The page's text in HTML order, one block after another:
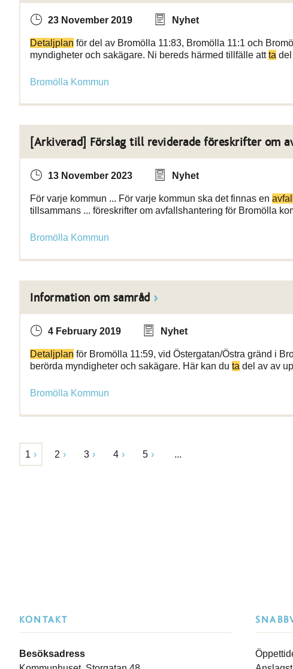
23 November 2019 Nyhet
Detaljplan för del av Bromölla 11:83, Bromölla 11:1 och
myndigheter och sakägare. Ni bereds härmed tillfälle attta
Bromölla Kommun
[Arkiverad] Förslag till reviderade föreskrifter om
13 November 2023 Nyhet
För varje kommun ... För varje kommun ska det finnas en
tillsammans ... föreskrifter om avfallshantering för Bromölla
Bromölla Kommun
Information om samråd
4 February 2019 Nyhet
Detaljplan för Bromölla 11:59, vid Östergatan/Östra gränd i
berörda myndigheter och sakägare. Här kan du ta del av av
Bromölla Kommun
1 2 3 4 5 ...
KONTAKT
Besöksadress